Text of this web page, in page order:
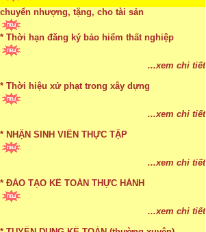
* Những trường hợp được miễn thuế TNCN khi
chuyển nhượng, tặng, cho tài sản
theo pháp luật
...xem chi tiết
* Thời hạn đăng ký bảo hiểm thất nghiệp
* Thời hiệu xử phạt trong xây dựng
* NHẬN SINH VIÊN THỰC TẬP
* ĐÀO TẠO KẾ TOÁN THỰC HÀNH
...xem chi tiết